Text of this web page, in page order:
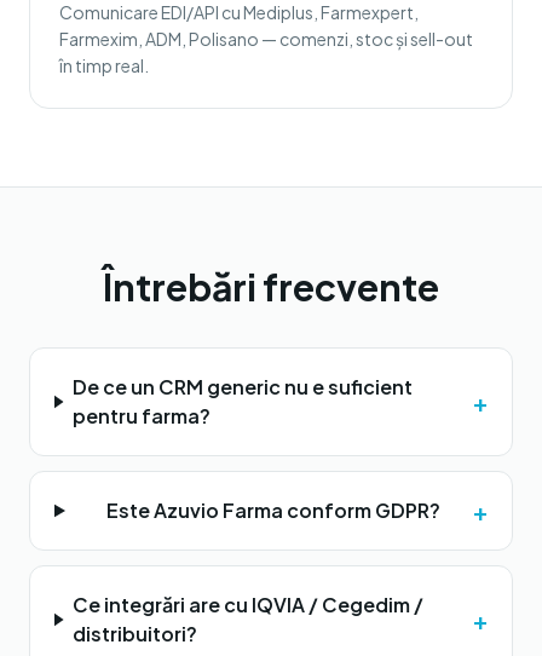
Comunicare EDI/API cu Mediplus, Farmexpert,
Farmexim, ADM, Polisano — comenzi, stoc și sell-out
în timp real.
Întrebări frecvente
De ce un CRM generic nu e suficient
pentru farma?
+
Este Azuvio Farma conform GDPR? +
Ce integrări are cu IQVIA / Cegedim /
distribuitori?
+